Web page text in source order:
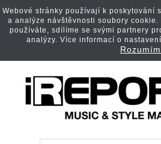
Webové stránky používají k poskytování
a analýze návštěvnosti soubory
používáte, sdílíme se svými partnery
analýzy. Více informací o
Rozumím